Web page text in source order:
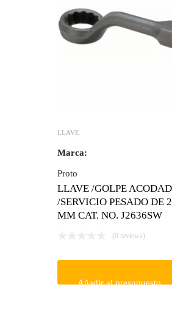
LLAVE
Marca:
Proto
LLAVE /GOLPE
/SERVICIO PESADO DE
MM CAT. NO. J2636SW
(0 reviews)
Añadir al presupuesto